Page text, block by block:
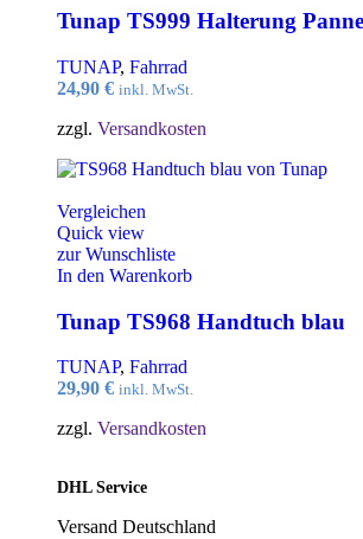
Tunap TS999 Halterung
TUNAP, Fahrrad
24,90 € inkl. MwSt.
zzgl. Versandkosten
Vergleichen
Quick view
zur Wunschliste
In den Warenkorb
Tunap TS968 Handtuch blau
TUNAP, Fahrrad
29,90 € inkl. MwSt.
zzgl. Versandkosten
DHL Service
Versand Deutschland